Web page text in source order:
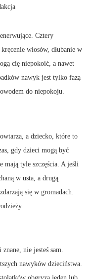
Cztery
włosów, dłubanie w
cię niepokoić, a nawet
nawyk jest tylko fazą
do niepokoju.
a dziecko, które to
gdy dzieci mogą być
mają tyle szczęścia. A jeśli
w usta, a drugą
się w gromadach.
nie jesteś sam.
nawyków dzieciństwa.